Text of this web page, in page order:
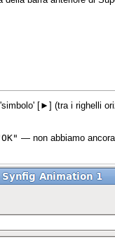
[►] (tra i righelli
— non abbiamo